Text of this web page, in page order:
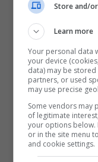
Balkans
Store and/
Learn more
Your personal data
your device
data) may be
partners, or used
may use precise
Some vendors may
of legitimate
your options below.
or in the site menu
and cookie settings.